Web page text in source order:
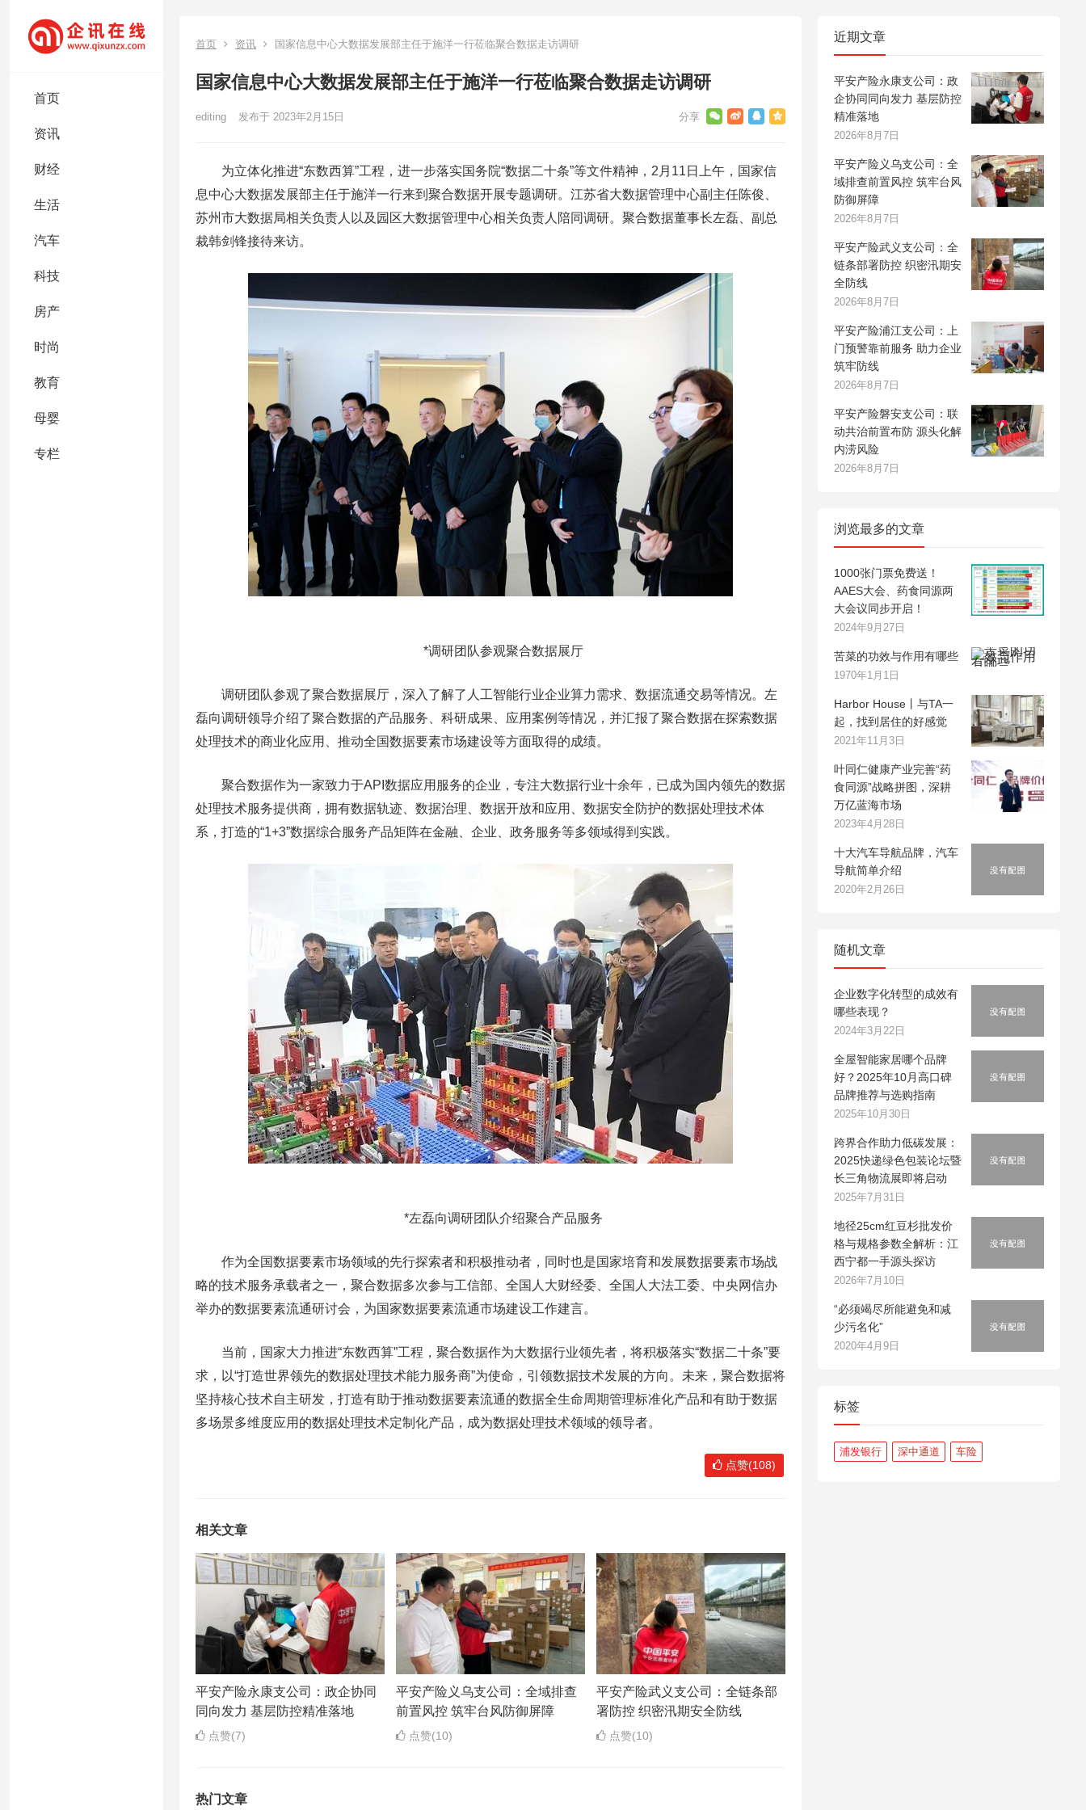
首页
资讯
财经
生活
汽车
科技
房产
时尚
教育
母婴
专栏
首页 资讯 国家信息中心大数据发展部主任于施洋一行莅临聚合数据走访调研
国家信息中心大数据发展部主任于施洋一行莅临聚合数据走访调研
editing 发布于 2023年2月15日
为立体化推进“东数西算”工程，进一步落实国务院“数据二十条”等文件精神，2月11日上午，国家信
息中心大数据发展部主任于施洋一行来到聚合数据开展专题调研。江苏省大数据管理中心副主任陈俊、
苏州市大数据局相关负责人以及园区大数据管理中心相关负责人陪同调研。聚合数据董事长左磊、副总
裁韩剑锋接待来访。
*调研团队参观聚合数据展厅
调研团队参观了聚合数据展厅，深入了解了人工智能行业企业算力需求、数据流通交易等情况。左
磊向调研领导介绍了聚合数据的产品服务、科研成果、应用案例等情况，并汇报了聚合数据在探索数据
处理技术的商业化应用、推动全国数据要素市场建设等方面取得的成绩。
聚合数据作为一家致力于API数据应用服务的企业，专注大数据行业十余年，已成为国内领先的数据
处理技术服务提供商，拥有数据轨迹、数据治理、数据开放和应用、数据安全防护的数据处理技术体
系，打造的“1+3”数据综合服务产品矩阵在金融、企业、政务服务等多领域得到实践。
*左磊向调研团队介绍聚合产品服务
作为全国数据要素市场领域的先行探索者和积极推动者，同时也是国家培育和发展数据要素市场战
略的技术服务承载者之一，聚合数据多次参与工信部、全国人大财经委、全国人大法工委、中央网信办
举办的数据要素流通研讨会，为国家数据要素流通市场建设工作建言。
当前，国家大力推进“东数西算”工程，聚合数据作为大数据行业领先者，将积极落实“数据二十条”要
求，以“打造世界领先的数据处理技术能力服务商”为使命，引领数据技术发展的方向。未来，聚合数据将
坚持核心技术自主研发，打造有助于推动数据要素流通的数据全生命周期管理标准化产品和有助于数据
多场景多维度应用的数据处理技术定制化产品，成为数据处理技术领域的领导者。
点赞(108)
相关文章
平安产险永康支公司：政企协同
同向发力 基层防控精准落地
点赞(7)
平安产险义乌支公司：全域排查
前置风控 筑牢台风防御屏障
点赞(10)
平安产险武义支公司：全链条部
署防控 织密汛期安全防线
点赞(10)
热门文章
近期文章
平安产险永康支公司：政
企协同同向发力 基层防控
精准落地
2026年8月7日
平安产险义乌支公司：全
域排查前置风控 筑牢台风
防御屏障
2026年8月7日
平安产险武义支公司：全
链条部署防控 织密汛期安
全防线
2026年8月7日
平安产险浦江支公司：上
门预警靠前服务 助力企业
筑牢防线
2026年8月7日
平安产险磐安支公司：联
动共治前置布防 源头化解
内涝风险
2026年8月7日
浏览最多的文章
1000张门票免费送！
AAES大会、药食同源两
大会议同步开启！
2024年9月27日
苦菜的功效与作用有哪些
1970年1月1日
Harbor House丨与TA一
起，找到居住的好感觉
2021年11月3日
叶同仁健康产业完善“药
食同源”战略拼图，深耕
万亿蓝海市场
2023年4月28日
十大汽车导航品牌，汽车
导航简单介绍
2020年2月26日
随机文章
企业数字化转型的成效有
哪些表现？
2024年3月22日
全屋智能家居哪个品牌
好？2025年10月高口碑
品牌推荐与选购指南
2025年10月30日
跨界合作助力低碳发展：
2025快递绿色包装论坛暨
长三角物流展即将启动
2025年7月31日
地径25cm红豆杉批发价
格与规格参数全解析：江
西宁都一手源头探访
2026年7月10日
“必须竭尽所能避免和减
少污名化”
2020年4月9日
标签
浦发银行 深中通道 车险